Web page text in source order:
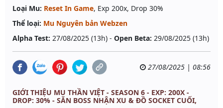
Loại Mu: Reset In Game, Exp 200x, Drop 30%
Thể loại: Mu Nguyên bản Webzen
Alpha Test: 27/08/2025 (13h) - Open Beta: 29/08/2025 (13h)
27/08/2025 | 08:56
GIỚI THIỆU MU THẦN VIỆT - SEASON 6 - EXP: 200X -
DROP: 30% - SĂN BOSS NHẬN XU & ĐỒ SOCKET CUỐI,